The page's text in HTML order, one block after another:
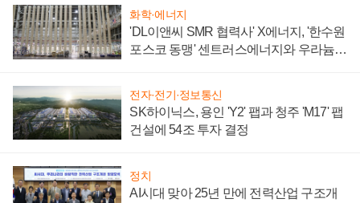
화학·에너지
'DL이앤씨 SMR 협력사' X에너지, '한수원
포스코 동맹' 센트러스에너지와 우라늄
전자·전기·정보통신
SK하이닉스, 용인 'Y2' 팹과 청주 'M17' 팹
건설에 54조 투자 결정
정치
AI시대 맞아 25년 만에 전력산업 구조개